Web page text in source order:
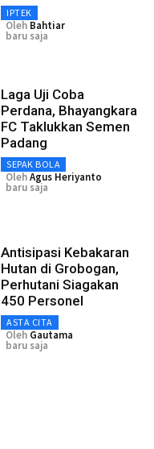
IPTEK
Oleh Bahtiar
baru saja
Laga Uji Coba
Perdana, Bhayangkara
FC Taklukkan Semen
Padang
SEPAK BOLA
OlehAgus Heriyanto
baru saja
Antisipasi Kebakaran
Hutan di Grobogan,
Perhutani Siagakan
450 Personel
ASTA CITA
Oleh Gautama
baru saja